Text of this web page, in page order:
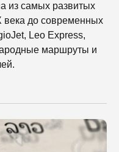
из самых развитых
века до современных
Leo Express,
маршруты и